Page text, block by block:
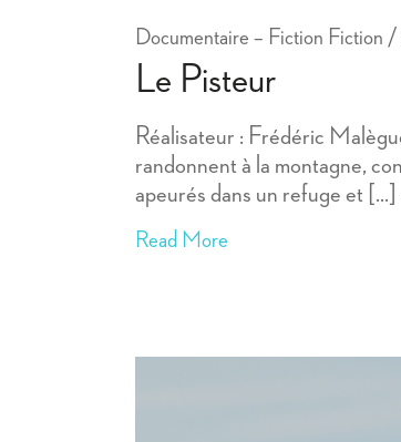
Documentaire – Fiction Fiction
Le Pisteur
Réalisateur : Frédéric
randonnent à la montagne,
apeurés dans un refuge et [...]
Read More